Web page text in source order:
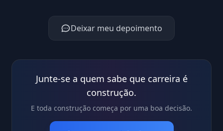
Deixar meu depoimento
Junte-se a quem sabe que carreira é
construção.
E toda construção começa por uma boa decisão.